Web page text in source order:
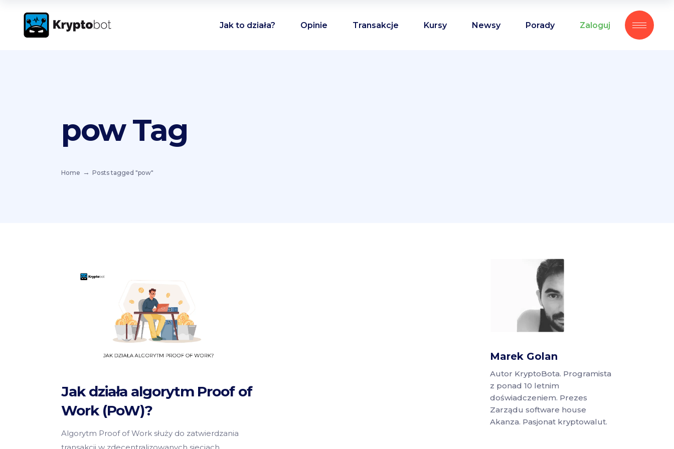
Jak to działa? Opinie Transakcje Kursy Newsy Porady Zaloguj
pow Tag
Home Posts tagged "pow"
Jak działa algorytm Proof of
Work (PoW)?
Algorytm Proof of Work służy do zatwierdzania
Marek Golan
Autor KryptoBota. Programista
z ponad 10 letnim
doświadczeniem. Prezes
Zarządu software house
Akanza. Pasjonat kryptowalut.